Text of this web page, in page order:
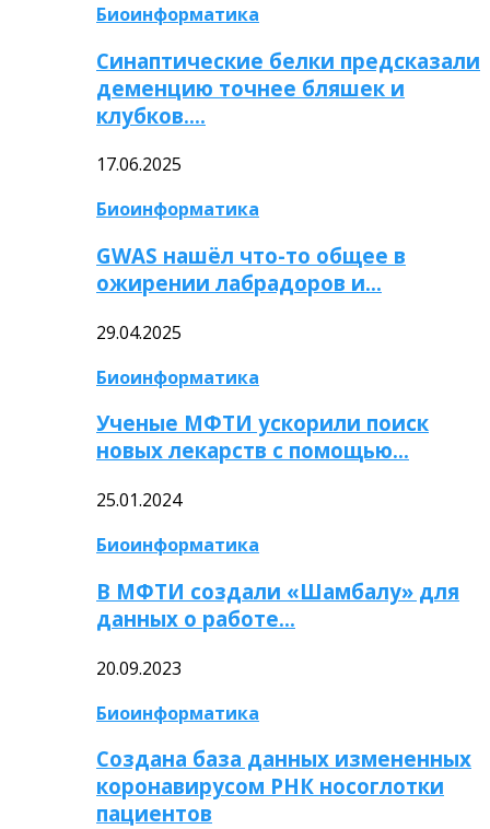
Биоинформатика
Синаптические белки предсказали
деменцию точнее бляшек и
клубков….
17.06.2025
Биоинформатика
GWAS нашёл что-то общее в
ожирении лабрадоров и…
29.04.2025
Биоинформатика
Ученые МФТИ ускорили поиск
новых лекарств с помощью…
25.01.2024
Биоинформатика
В МФТИ создали «Шамбалу» для
данных о работе…
20.09.2023
Биоинформатика
Создана база данных измененных
коронавирусом РНК носоглотки
пациентов